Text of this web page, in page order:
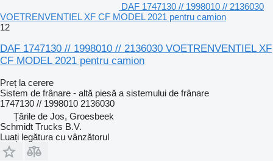
DAF 1747130 // 1998010 // 2136030
VOETRENVENTIEL XF CF MODEL 2021 pentru camion
12
DAF 1747130 // 1998010 // 2136030 VOETRENVENTIEL XF
CF MODEL 2021 pentru camion
Preț la cerere
Sistem de frânare - altă piesă a sistemului de frânare
1747130 // 1998010 2136030
Țările de Jos, Groesbeek
Schmidt Trucks B.V.
Luați legătura cu vânzătorul